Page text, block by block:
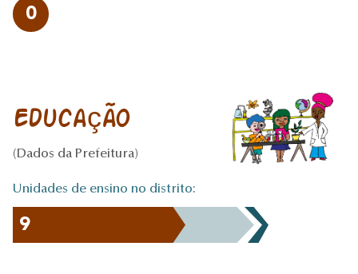
0
Educação
(Dados da Prefeitura)
Unidades de ensino no distrito:
9